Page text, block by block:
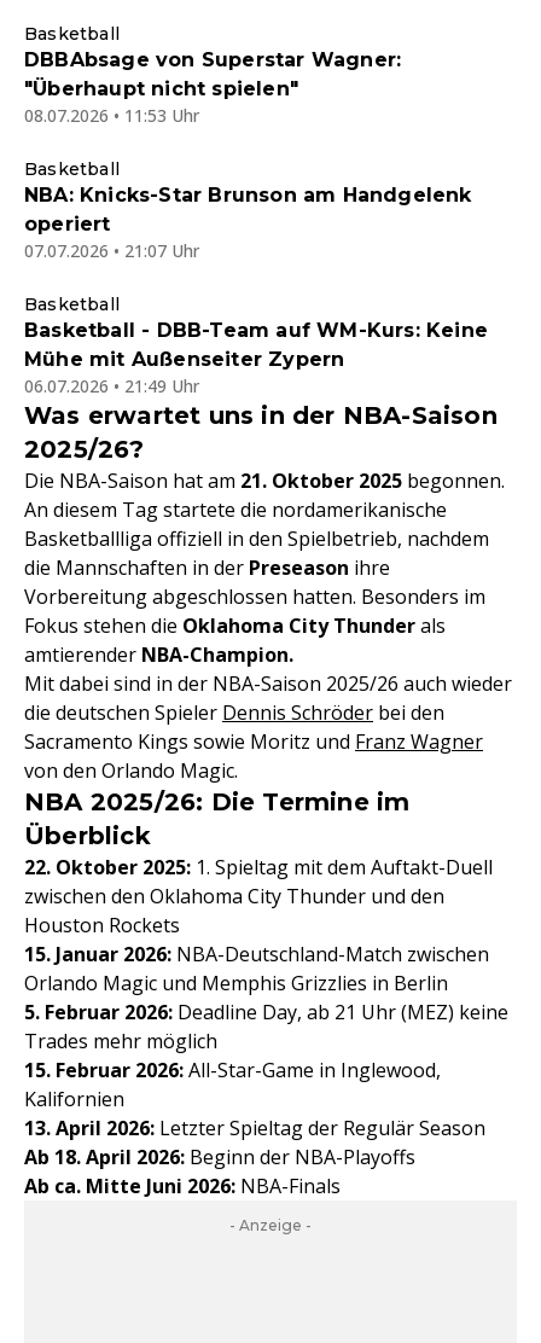
Basketball
DBBAbsage von Superstar Wagner:
"Überhaupt nicht spielen"
08.07.2026 • 11:53 Uhr
Basketball
NBA: Knicks-Star Brunson am Handgelenk
operiert
07.07.2026 • 21:07 Uhr
Basketball
Basketball - DBB-Team auf WM-Kurs: Keine
Mühe mit Außenseiter Zypern
06.07.2026 • 21:49 Uhr
Was erwartet uns in der NBA-Saison
2025/26?
Die NBA-Saison hat am 21. Oktober 2025 begonnen.
An diesem Tag startete die nordamerikanische
Basketballliga offiziell in den Spielbetrieb, nachdem
die Mannschaften in der Preseason ihre
Vorbereitung abgeschlossen hatten. Besonders im
Fokus stehen die Oklahoma City Thunderals
amtierender NBA-Champion.
Mit dabei sind in der NBA-Saison 2025/26 auch wieder
die deutschen Spieler Dennis Schröder bei den
Sacramento Kings sowie Moritz und Franz Wagner
von den Orlando Magic.
NBA 2025/26: Die Termine im
Überblick
22. Oktober 2025: 1. Spieltag mit dem Auftakt-Duell
zwischen den Oklahoma City Thunder und den
Houston Rockets
15. Januar 2026: NBA-Deutschland-Match zwischen
Orlando Magic und Memphis Grizzlies in Berlin
5. Februar 2026: Deadline Day, ab 21 Uhr (MEZ) keine
Trades mehr möglich
15. Februar 2026:All-Star-Game in Inglewood,
Kalifornien
13. April 2026: Letzter Spieltag der Regulär Season
Ab 18. April 2026: Beginn der NBA-Playoffs
Ab ca. Mitte Juni 2026: NBA-Finals
- Anzeige -